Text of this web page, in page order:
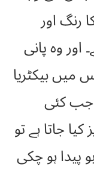
اور
وہ پانی
میں بیکٹریا
جب کئی
جاتا ہے تو
پیدا ہو چکی